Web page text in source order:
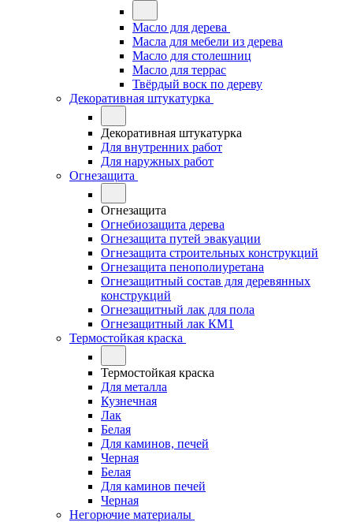
Масло для дерева
Масла для мебели из дерева
Масло для столешниц
Масло для террас
Твёрдый воск по дереву
Декоративная штукатурка
Декоративная штукатурка
Для внутренних работ
Для наружных работ
Огнезащита
Огнезащита
Огнебиозащита дерева
Огнезащита путей эвакуации
Огнезащита строительных конструкций
Огнезащита пенополиуретана
Огнезащитный состав для деревянных
конструкций
Огнезащитный лак для пола
Огнезащитный лак КМ1
Термостойкая краска
Термостойкая краска
Для металла
Кузнечная
Лак
Белая
Для каминов, печей
Черная
Белая
Для каминов печей
Черная
Негорючие материалы